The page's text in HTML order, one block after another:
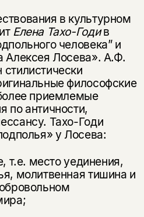
в культурном
Елена Тахо-Годив
человека” и
Алексея Лосева». А.Ф.
философские
приемлемые
по античности,
Тахо-Годи
у Лосева:
т.е. место уединения,
молитвенная тишина и